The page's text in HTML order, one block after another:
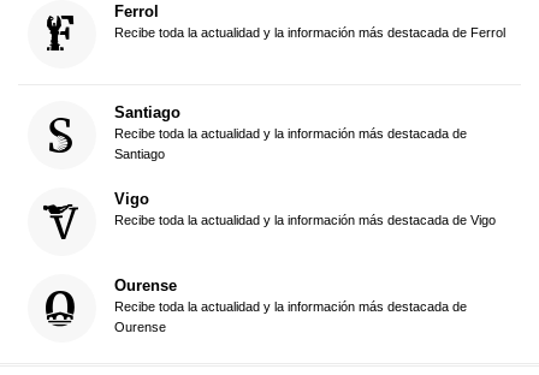
Ferrol
Recibe toda la actualidad y la información más destacada de Ferrol
Santiago
Recibe toda la actualidad y la información más destacada de
Santiago
Vigo
Recibe toda la actualidad y la información más destacada de Vigo
Ourense
Recibe toda la actualidad y la información más destacada de
Ourense